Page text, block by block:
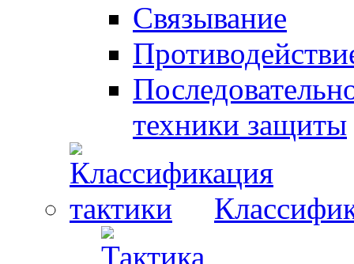
Связывание
техники защиты